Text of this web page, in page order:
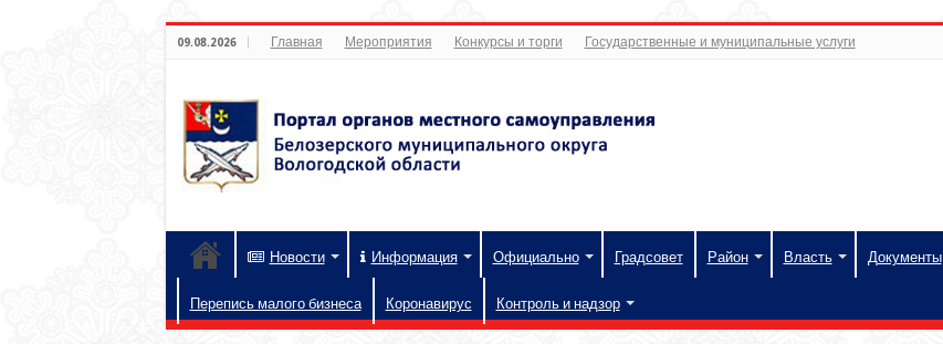
09.08.2026 Главная Мероприятия Конкурсы и торги Государственные и муниципальные услуги
Новости Информация Официально Градсовет Район Власть Документы
Перепись малого бизнеса Коронавирус Контроль и надзор